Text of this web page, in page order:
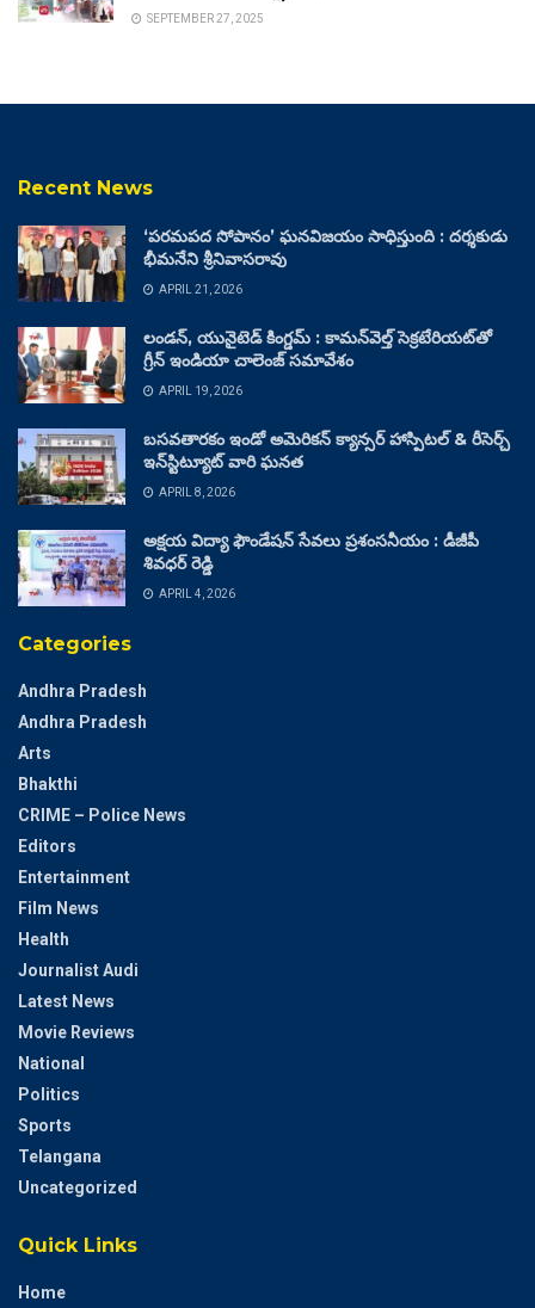
SEPTEMBER 27, 2025
Recent News
‘పరమపద సోపానం’ ఘనవిజయం సాధిస్తుంది : దర్శకుడు
భీమనేని శ్రీనివాసరావు
APRIL 21, 2026
లండన్, యునైటెడ్ కింగ్డమ్ : కామన్‌వెల్త్ సెక్రటేరియట్‌తో
గ్రీన్ ఇండియా చాలెంజ్ సమావేశం
APRIL 19, 2026
బసవతారకం ఇండో అమెరికన్ క్యాన్సర్ హాస్పిటల్ & రీసెర్చ్
ఇన్‌స్టిట్యూట్ వారి ఘనత
APRIL 8, 2026
అక్షయ విద్యా ఫౌండేషన్ సేవలు ప్రశంసనీయం : డీజీపీ
శివధర్ రెడ్డి
APRIL 4, 2026
Categories
Andhra Pradesh
Andhra Pradesh
Arts
Bhakthi
CRIME – Police News
Editors
Entertainment
Film News
Health
Journalist Audi
Latest News
Movie Reviews
National
Politics
Sports
Telangana
Uncategorized
Quick Links
Home